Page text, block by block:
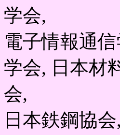
学会,
電子情報通
学会, 日本材
会,
日本鉄鋼協